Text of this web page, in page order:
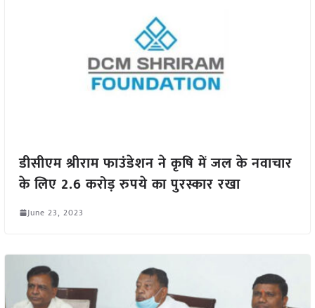
डीसीएम श्रीराम फाउंडेशन ने कृषि में जल के नवाचार
के लिए 2.6 करोड़ रुपये का पुरस्कार रखा
June 23, 2023